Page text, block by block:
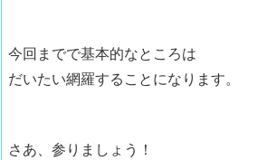
今回までで基本的なところは
だいたい網羅することになります。
さあ、参りましょう！